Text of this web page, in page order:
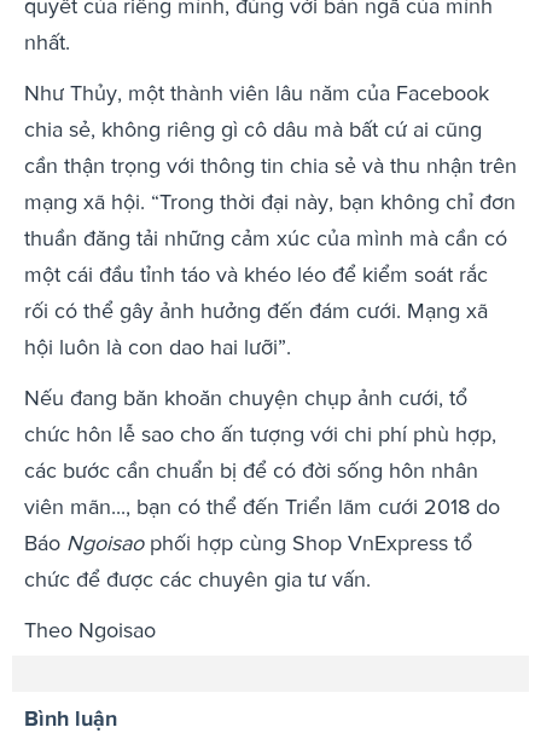
quyết của riêng mình, đúng với bản ngã của mình
nhất.
Như Thủy, một thành viên lâu năm của Facebook
chia sẻ, không riêng gì cô dâu mà bất cứ ai cũng
cần thận trọng với thông tin chia sẻ và thu nhận trên
mạng xã hội. “Trong thời đại này, bạn không chỉ đơn
thuần đăng tải những cảm xúc của mình mà cần có
một cái đầu tỉnh táo và khéo léo để kiểm soát rắc
rối có thể gây ảnh hưởng đến đám cưới. Mạng xã
hội luôn là con dao hai lưỡi”.
Nếu đang băn khoăn chuyện chụp ảnh cưới, tổ
chức hôn lễ sao cho ấn tượng với chi phí phù hợp,
các bước cần chuẩn bị để có đời sống hôn nhân
viên mãn..., bạn có thể đến Triển lãm cưới 2018 do
Báo Ngoisaophối hợp cùng Shop VnExpress tổ
chức để được các chuyên gia tư vấn.
Theo Ngoisao
Bình luận